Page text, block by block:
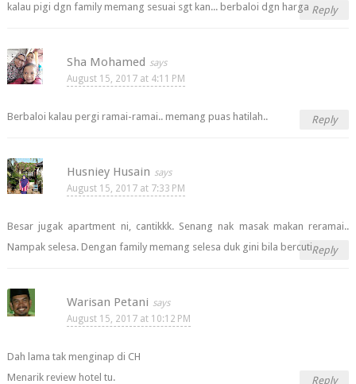
kalau pigi dgn family memang sesuai sgt kan... berbaloi dgn harga Reply
Sha Mohamed
August 15, 2017 at 4:11 PM
Berbaloi kalau pergi ramai-ramai.. memang puas hatilah.. Reply
Husniey Husain
August 15, 2017 at 7:33 PM
Besar jugak apartment ni, cantikkk. Senang nak masak makan reramai..
Nampak selesa. Dengan family memang selesa duk gini bila bercutiReply
Warisan Petani
August 15, 2017 at 10:12 PM
Dah lama tak menginap di CH
Menarik review hotel tu.
Reply